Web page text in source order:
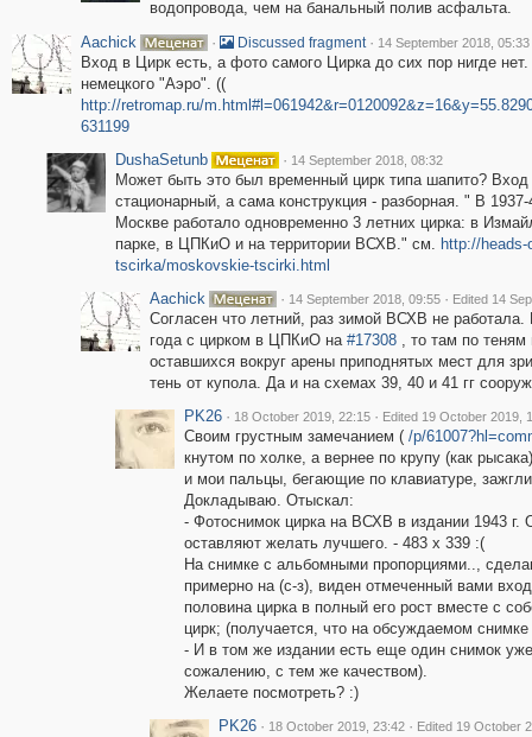
водопровода, чем на банальный полив асфальта.
Aachick
· Discussed fragment · 14 September 2018, 05:33
Вход в Цирк есть, а фото самого Цирка до сих пор нигде
немецкого "Аэро". ((
http://retromap.ru/
631199
DushaSetunb
· 14 September 2018, 08:32
Может быть это был временный цирк типа шапито?
стационарный, а сама конструкция - разборная. " В 1937-
Москве работало одновременно 3 летних цирка: в
парке, в ЦПКиО и на территории ВСХВ." см. http://
tscirka/moskovskie-tscirki.html
Aachick
· 14 September 2018, 09:55 · Edited 14
Согласен что летний, раз зимой ВСХВ не
года с цирком в ЦПКиО на #17308, то там по теням
оставшихся вокруг арены приподнятых мест для
тень от купола. Да и на схемах 39, 40 и 41 гг
PK26 · 18 October 2019, 22:15 · Edited 19 October 2019,
Своим грустным замечанием ( /p/
кнутом по холке, а вернее по крупу (как
и мои пальцы, бегающие по клавиатуре,
Докладываю. Отыскал:
- Фотоснимок цирка на ВСХВ в издании 1943 г.
оставляют желать лучшего. - 483 х 339 :(
На снимке с альбомными пропорциями..,
примерно на (с-з), виден отмеченный вами
половина цирка в полный его рост вместе с
цирк; (получается, что на обсуждаемом
- И в том же издании есть еще один снимок
сожалению, с тем же качеством).
Желаете посмотреть? :)
PK26 · 18 October 2019, 23:42 · Edited 19 October